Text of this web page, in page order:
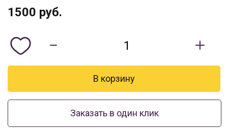
1500 руб.
Заказать в один клик